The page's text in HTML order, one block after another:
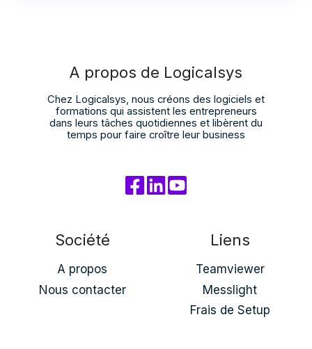
A propos de Logicalsys
Chez Logicalsys, nous créons des logiciels et
formations qui assistent les entrepreneurs
dans leurs tâches quotidiennes et libèrent du
temps pour faire croître leur business
Société
A propos
Nous contacter
Liens
Teamviewer
Messlight
Frais de Setup